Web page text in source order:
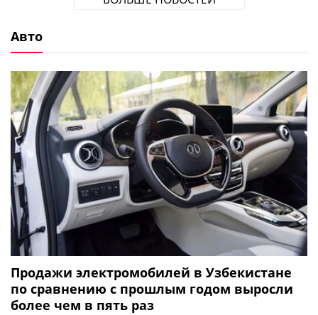
Авто
Продажи электромобилей в Узбекистане
по сравнению с прошлым годом выросли
более чем в пять раз